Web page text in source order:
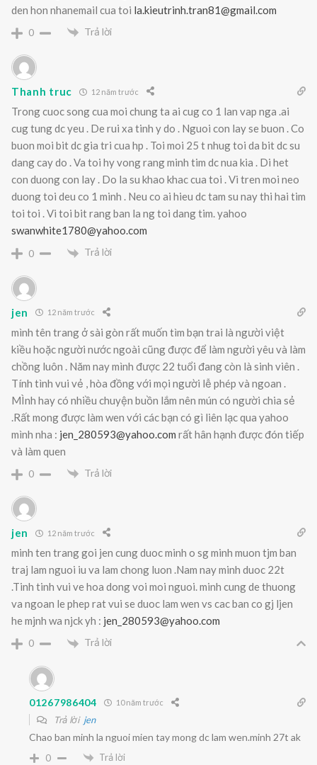
den hon nhanemail cua toi la.kieutrinh.tran81@gmail.com
0 Trả lời
Thanh truc 12 năm trước
Trong cuoc song cua moi chung ta ai cug co 1 lan vap nga .ai
cug tung dc yeu . De rui xa tinh y do . Nguoi con lay se buon . Co
buon moi bit dc gia tri cua hp . Toi moi 25 t nhug toi da bit dc su
dang cay do . Va toi hy vong rang minh tim dc nua kia . Di het
con duong con lay . Do la su khao khac cua toi . Vi tren moi neo
duong toi deu co 1 minh . Neu co ai hieu dc tam su nay thi hai tim
toi toi . Vi toi bit rang ban la ng toi dang tim. yahoo
swanwhite1780@yahoo.com
0 Trả lời
jen 12 năm trước
mình tên trang ở sài gòn rất muốn tìm bạn trai là người việt
kiều hoặc người nước ngoài cũng được để làm người yêu và làm
chồng luôn . Năm nay mình được 22 tuổi đang còn là sinh viên .
Tính tình vui vẻ , hòa đồng với mọi người lễ phép và ngoan .
MÌnh hay có nhiều chuyện buồn lắm nên mún có người chia sẻ
.Rất mong được làm wen với các bạn có gì liên lạc qua yahoo
mình nha : jen_280593@yahoo.com rất hân hạnh được đón tiếp
và làm quen
0 Trả lời
jen 12 năm trước
minh ten trang goi jen cung duoc minh o sg minh muon tjm ban
traj lam nguoi iu va lam chong luon .Nam nay minh duoc 22t
.Tinh tinh vui ve hoa dong voi moi nguoi. minh cung de thuong
va ngoan le phep rat vui se duoc lam wen vs cac ban co gj ljen
he mjnh wa njck yh : jen_280593@yahoo.com
0 Trả lời
01267986404 10 năm trước
Trả lời jen
Chao ban minh la nguoi mien tay mong dc lam wen.minh 27t ak
0 Trả lời